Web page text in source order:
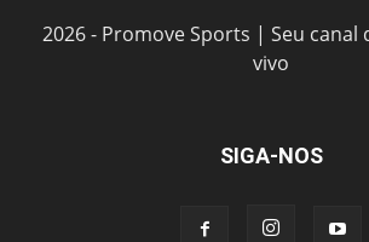
2026 - Promove Sports | Seu canal
vivo
SIGA-NOS